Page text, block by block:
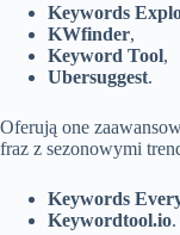
Keywords
KWfinder,
Keyword Tool,
Ubersuggest.
Oferują one
fraz z sezonowymi
Keywords
Keywordtool.io.